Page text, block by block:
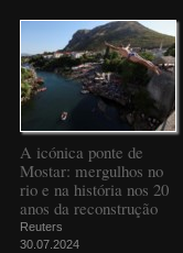
A icónica ponte de
Mostar: mergulhos no
rio e na história nos 20
anos da reconstrução
Reuters
30.07.2024